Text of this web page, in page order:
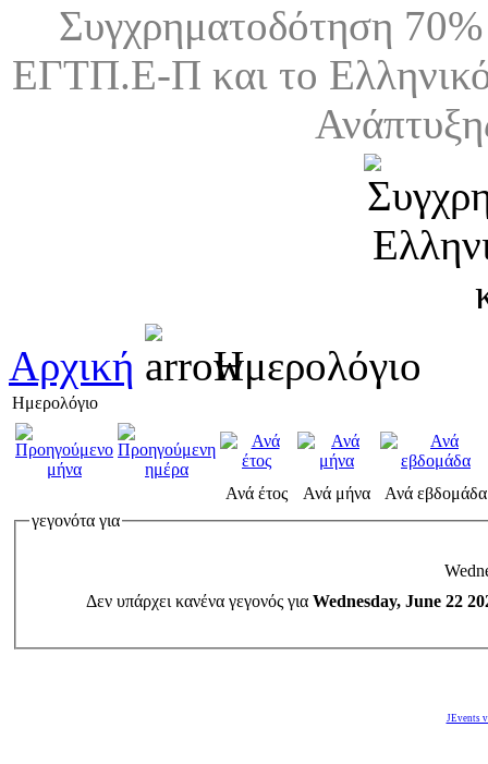
Συγχρηματοδότηση
ΕΓΤΠ.Ε-Π και το
Αρχική Ημερολόγιο
Ημερολόγιο
Ανά έτος Ανά μήνα
Ανά εβδομάδα
γεγονότα για
Δεν υπάρχει κανένα γεγονός για Wednesday, June 22
JEvents